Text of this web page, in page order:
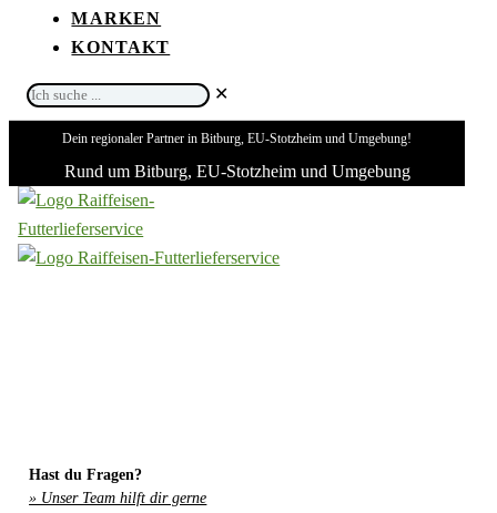
MARKEN
KONTAKT
Ich
suche
✕
Dein regionaler Partner in Bitburg, EU-Stotzheim und Umgebung!
Rund um Bitburg, EU-Stotzheim und Umgebung
Hast du Fragen?
» Unser Team hilft dir gerne